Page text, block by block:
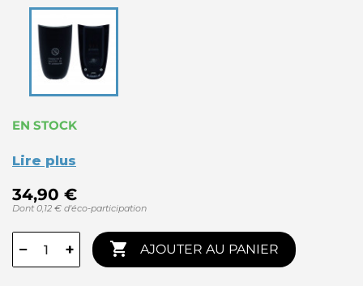
EN STOCK
Lire plus
34,90 €
Dont 0,12 € d'éco-participation
− +  AJOUTER AU PANIER